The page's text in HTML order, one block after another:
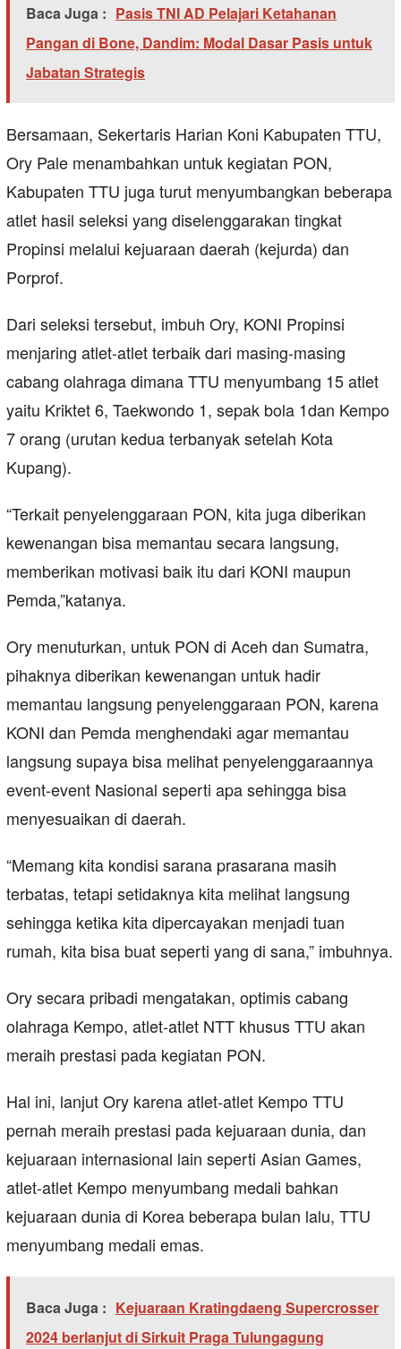
Baca Juga : Pasis TNI AD Pelajari Ketahanan
Pangan di Bone, Dandim: Modal Dasar Pasis untuk
Jabatan Strategis
Bersamaan, Sekertaris Harian Koni Kabupaten TTU,
Ory Pale menambahkan untuk kegiatan PON,
Kabupaten TTU juga turut menyumbangkan beberapa
atlet hasil seleksi yang diselenggarakan tingkat
Propinsi melalui kejuaraan daerah (kejurda) dan
Porprof.
Dari seleksi tersebut, imbuh Ory, KONI Propinsi
menjaring atlet-atlet terbaik dari masing-masing
cabang olahraga dimana TTU menyumbang 15 atlet
yaitu Kriktet 6, Taekwondo 1, sepak bola 1dan Kempo
7 orang (urutan kedua terbanyak setelah Kota
Kupang).
“Terkait penyelenggaraan PON, kita juga diberikan
kewenangan bisa memantau secara langsung,
memberikan motivasi baik itu dari KONI maupun
Pemda,”katanya.
Ory menuturkan, untuk PON di Aceh dan Sumatra,
pihaknya diberikan kewenangan untuk hadir
memantau langsung penyelenggaraan PON, karena
KONI dan Pemda menghendaki agar memantau
langsung supaya bisa melihat penyelenggaraannya
event-event Nasional seperti apa sehingga bisa
menyesuaikan di daerah.
“Memang kita kondisi sarana prasarana masih
terbatas, tetapi setidaknya kita melihat langsung
sehingga ketika kita dipercayakan menjadi tuan
rumah, kita bisa buat seperti yang di sana,” imbuhnya.
Ory secara pribadi mengatakan, optimis cabang
olahraga Kempo, atlet-atlet NTT khusus TTU akan
meraih prestasi pada kegiatan PON.
Hal ini, lanjut Ory karena atlet-atlet Kempo TTU
pernah meraih prestasi pada kejuaraan dunia, dan
kejuaraan internasional lain seperti Asian Games,
atlet-atlet Kempo menyumbang medali bahkan
kejuaraan dunia di Korea beberapa bulan lalu, TTU
menyumbang medali emas.
Baca Juga : Kejuaraan Kratingdaeng Supercrosser
2024 berlanjut di Sirkuit Praga Tulungagung